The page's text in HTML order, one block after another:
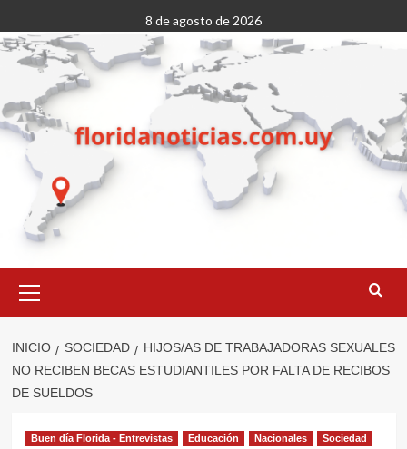
al
contenido
8 de agosto de 2026
primario
INICIO SOCIEDAD
HIJOS/AS DE TRABAJADORAS SEXUALES
NO RECIBEN BECAS ESTUDIANTILES POR FALTA DE RECIBOS
DE SUELDOS
Buen día Florida - Entrevistas Educación Nacionales Sociedad